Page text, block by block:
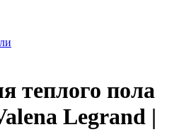
теплого пола
Legrand |